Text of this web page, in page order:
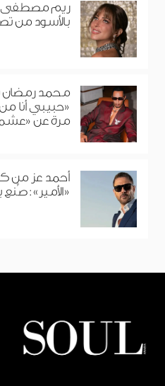
ريم مصطفى
بالأسود من
محمد رمضان
«حبيبي أنا
مرة عن
أحمد عز من
«الأمير»: